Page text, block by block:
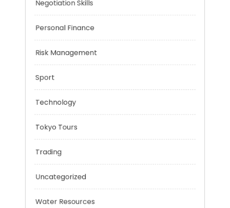
Music
Negotiation Skills
Personal Finance
Risk Management
Sport
Technology
Tokyo Tours